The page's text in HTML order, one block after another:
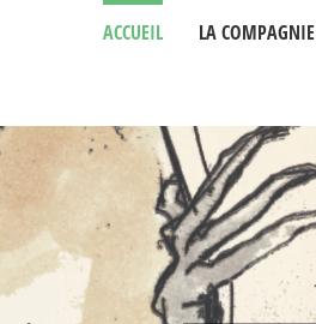
ACCUEIL LA COMPAGNIE